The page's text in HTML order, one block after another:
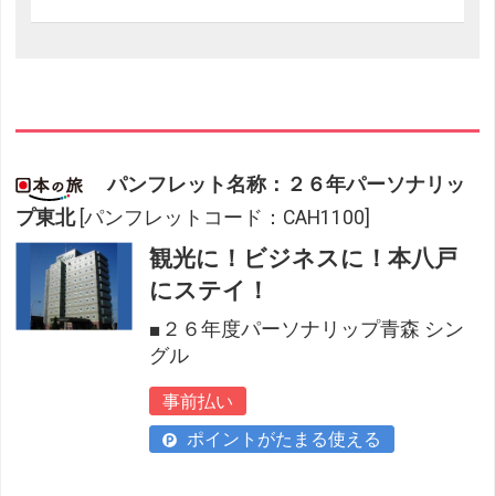
パンフレット名称：２６年パーソナリッ
プ東北 [パンフレットコード：CAH1100]
観光に！ビジネスに！本八戸
にステイ！
■２６年度パーソナリップ青森 シン
グル
事前払い
ポイントがたまる使える